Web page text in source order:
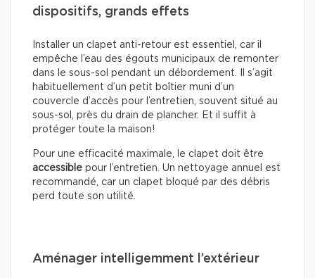
dispositifs, grands effets
Installer un clapet anti-retour est essentiel, car il
empêche l’eau des égouts municipaux de remonter
dans le sous-sol pendant un débordement. Il s’agit
habituellement d’un petit boîtier muni d’un
couvercle d’accès pour l’entretien, souvent situé au
sous-sol, près du drain de plancher. Et il suffit à
protéger toute la maison!
Pour une efficacité maximale, le clapet doit être
accessible pour l’entretien. Un nettoyage annuel est
recommandé, car un clapet bloqué par des débris
perd toute son utilité.
Aménager intelligemment l’extérieur